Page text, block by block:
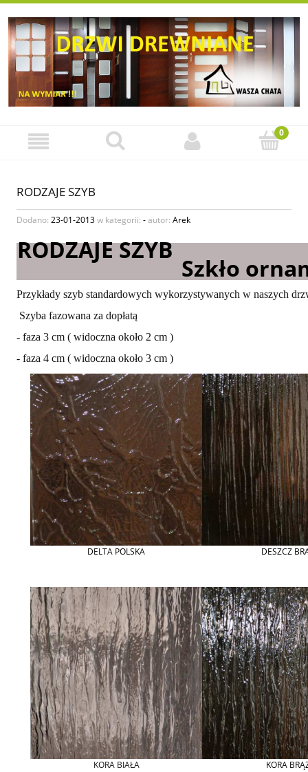
RODZAJE SZYB
Dodano: 23-01-2013w kategorii: -autor: Arek
RODZAJE SZYB
Szkło
Przykłady szyb standardowych wykorzystywanych w naszych
Szyba fazowana za dopłatą
- faza 3 cm ( widoczna około 2 cm )
- faza 4 cm ( widoczna około 3 cm )
DELTA POLSKA DESZCZ
KORA BIAŁA KORA